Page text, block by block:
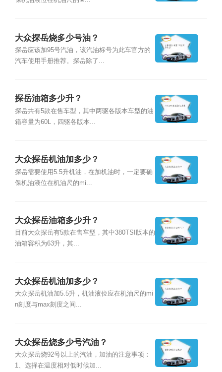
大众探岳烧多少号油？
探岳应该加95号汽油，该汽油标号为此车官方的
汽车使用手册推荐。探岳除了...
探岳油箱多少升？
探岳共有5款在售车型，其中两驱各版本车型的油
箱容量为60L，四驱各版本...
大众探岳机油加多少？
探岳需要使用5.5升机油，在加机油时，一定要确
保机油液位在机油尺的mi...
大众探岳油箱多少升？
目前大众探岳有5款在售车型，其中380TSI版本的
油箱容积为63升，其...
大众探岳机油加多少？
大众探岳机油加5.5升，机油液位应在机油尺的mi
n刻度与max刻度之间...
大众探岳烧多少号汽油？
大众探岳烧92号以上的汽油，加油的注意事项：
1、选择在温度相对低时候加...